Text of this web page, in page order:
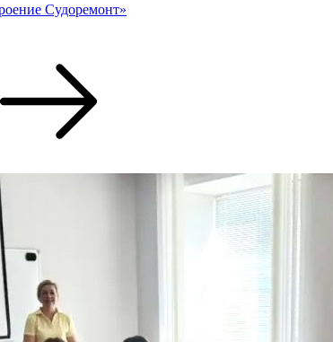
Судоремонт»